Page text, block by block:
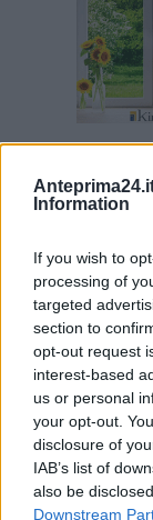
Information
If you wish to
processing of
targeted
section to
opt-out request
interest-based
us or personal
your opt-out.
disclosure of
IAB’s list of
also be
Downstream
ARTICOLI